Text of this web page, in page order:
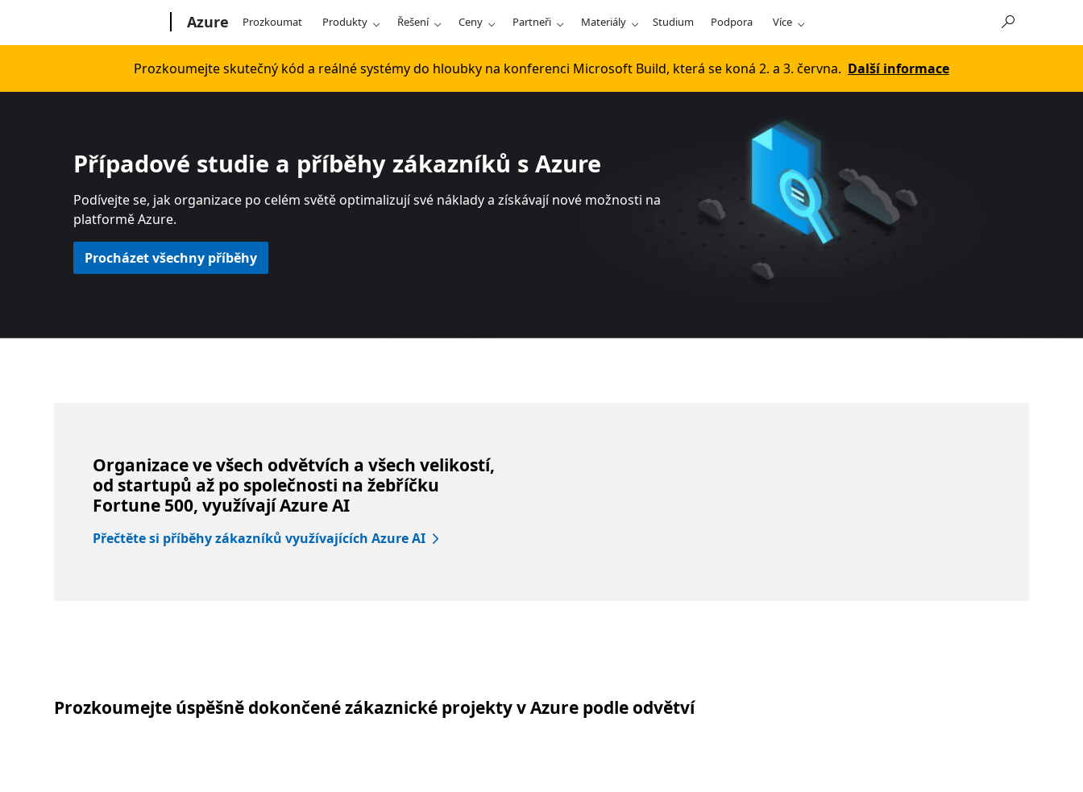
Azure Prozkoumat Produkty Řešení Ceny Partneři Materiály Studium Podpora Více
Prozkoumejte skutečný kód a reálné systémy do hloubky na konferenci Microsoft Build, která se koná 2. a 3. června. Další informace
Případové studie a příběhy zákazníků s Azure
Podívejte se, jak organizace po celém světě optimalizují své náklady a získávají nové možnosti na
platformě Azure.
Procházet všechny příběhy
Organizace ve všech odvětvích a všech velikostí,
od startupů až po společnosti na žebříčku
Fortune 500, využívají Azure AI
Přečtěte si příběhy zákazníků využívajících Azure AI
Prozkoumejte úspěšně dokončené zákaznické projekty v Azure podle odvětví